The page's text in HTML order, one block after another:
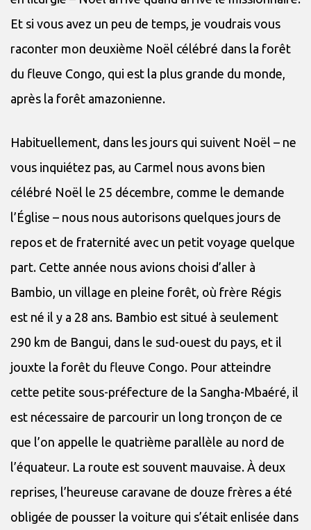
Et si vous avez un peu de temps, je voudrais vous
raconter mon deuxième Noël célébré dans la forêt
du fleuve Congo, qui est la plus grande du monde,
après la forêt amazonienne.
Habituellement, dans les jours qui suivent Noël – ne
vous inquiétez pas, au Carmel nous avons bien
célébré Noël le 25 décembre, comme le demande
l’Église – nous nous autorisons quelques jours de
repos et de fraternité avec un petit voyage quelque
part. Cette année nous avions choisi d’aller à
Bambio, un village en pleine forêt, où frère Régis
est né il y a 28 ans. Bambio est situé à seulement
290 km de Bangui, dans le sud-ouest du pays, et il
jouxte la forêt du fleuve Congo. Pour atteindre
cette petite sous-préfecture de la Sangha-Mbaéré, il
est nécessaire de parcourir un long tronçon de ce
que l’on appelle le quatrième parallèle au nord de
l’équateur. La route est souvent mauvaise. À deux
reprises, l’heureuse caravane de douze frères a été
obligée de pousser la voiture qui s’était enlisée dans